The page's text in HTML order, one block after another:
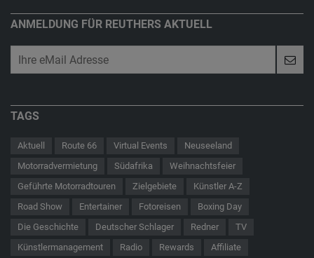
ANMELDUNG FÜR REUTHERS AKTUELL
TAGS
Aktuell Route 66 Virtual Events
Neuseeland
Motorradvermietung
Südafrika
Weihnachtsfeier
Geführte Motorradtouren
Zielgebiete
Künstler A-Z
Road Show
Entertainer Fotoreisen
Boxing Day
Die Geschichte
Deutscher Schlager Redner
TV
Künstlermanagement
Radio Rewards Affiliate